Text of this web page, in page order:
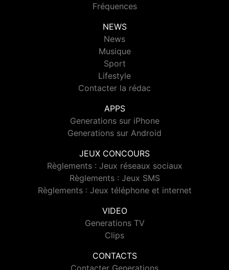
Fréquences
NEWS
News
Musique
Sport
Lifestyle
Contacter la rédac
APPS
Generations sur iPhone
Generations sur Android
JEUX CONCOURS
Règlements : Jeux réseaux sociaux
Règlements : Jeux SMS
Règlements : Jeux téléphone et internet
VIDEO
Generations TV
Clips
CONTACTS